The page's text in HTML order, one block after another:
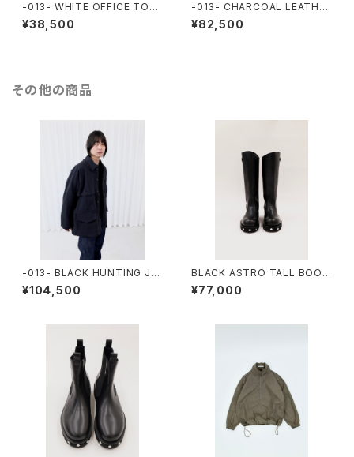
-013- WHITE OFFICE TOT
E
¥38,500
-013- CHARCOAL LEATHE
R OFFICE BAG
¥82,500
その他の商品
-013- BLACK HUNTING JA
CKET
¥104,500
BLACK ASTRO TALL BOOT
S
¥77,000